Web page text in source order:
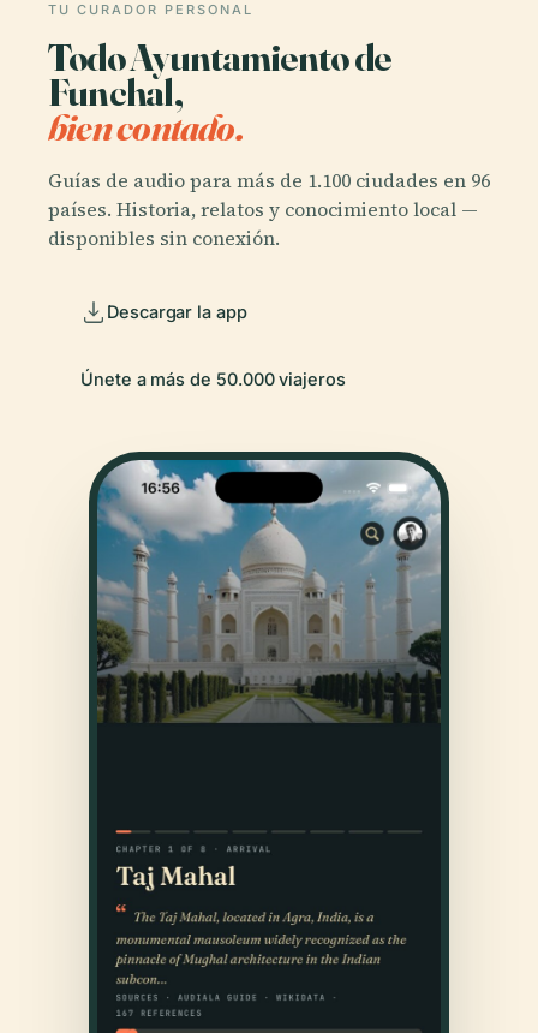
TU CURADOR PERSONAL
Todo Ayuntamiento de
Funchal,
bien contado.
Guías de audio para más de 1.100 ciudades en 96
países. Historia, relatos y conocimiento local —
disponibles sin conexión.
Descargar la app
Únete a más de 50.000 viajeros